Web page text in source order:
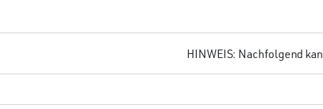
HINWEIS: Nachfolgend